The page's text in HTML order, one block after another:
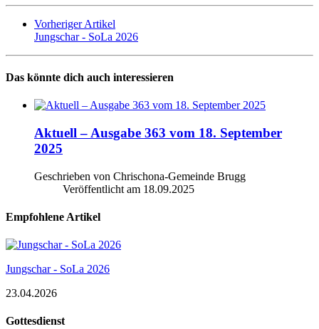
Vorheriger Artikel
Jungschar - SoLa 2026
Das könnte dich auch interessieren
Aktuell – Ausgabe 363 vom 18. September
2025
Geschrieben von Chrischona-Gemeinde Brugg
Veröffentlicht am 18.09.2025
Empfohlene Artikel
Jungschar - SoLa 2026
23.04.2026
Gottesdienst